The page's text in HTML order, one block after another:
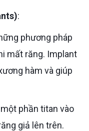
:
mất răng. Implant
hàm và giúp
giả lên trên.